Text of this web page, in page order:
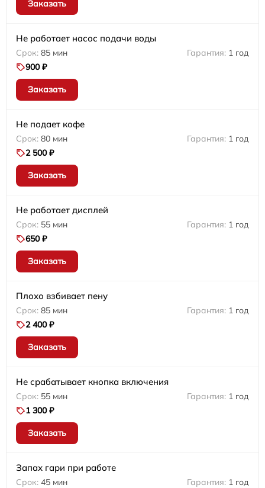
Заказать
Не работает насос подачи воды
85 мин
1 год
900 ₽
Заказать
Не подает кофе
80 мин
1 год
2 500 ₽
Заказать
Не работает дисплей
55 мин
1 год
650 ₽
Заказать
Плохо взбивает пену
85 мин
1 год
2 400 ₽
Заказать
Не срабатывает кнопка включения
55 мин
1 год
1 300 ₽
Заказать
Запах гари при работе
45 мин
1 год